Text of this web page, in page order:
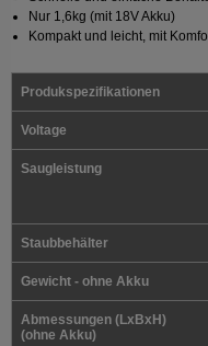
Nur 1,6kg (mit 18V Akku)
Kompakt und leicht, mit
Produkspezifikationen
Voltage
Saugleistung
Staubbehälter
Gewicht - ohne Akku
Abmessungen (LxBxH)
(ohne Akku)